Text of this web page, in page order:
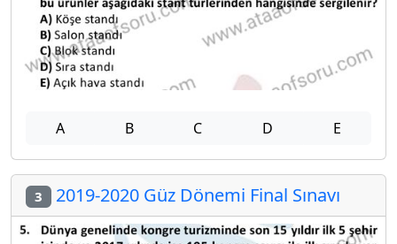
A B C D E
3 2019-2020 Güz Dönemi Final Sınavı